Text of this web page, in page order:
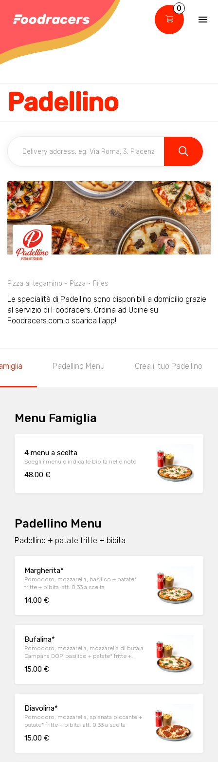
0
Padellino
Pizza al tegamino Pizza Fries
Le specialità di Padellino sono disponibili a domicilio grazie
al servizio di Foodracers. Ordina ad Udine su
Foodracers.com o scarica l'app!
Padellino Menu Crea il tuo Padellino
Menu Famiglia
4 menu a scelta
Scegli i menu e indica le bibita nelle note
48.00 €
Padellino Menu
Padellino + patate fritte + bibita
Margherita*
Pomodoro, mozzarella, basilico + patate*
fritte + bibita latt. 0,33 a scelta
14.00 €
Bufalina*
Pomodoro, mozzarella, mozzarella di bufala
Campana DOP, basilico + patate* fritte +
15.00 €
Diavolina*
Pomodoro, mozzarella, spianata piccante +
patate* fritte + bibita latt. 0,33 a scelta
15.00 €